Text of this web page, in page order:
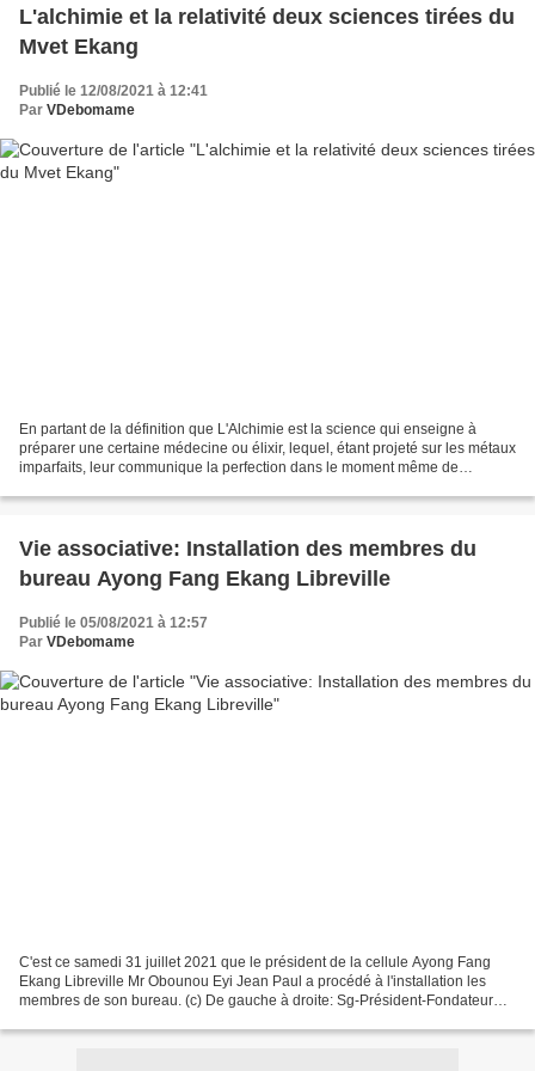
L'alchimie et la relativité deux sciences tirées du
Mvet Ekang
Publié le 12/08/2021 à 12:41
Par VDebomame
En partant de la définition que L'Alchimie est la science qui enseigne à
préparer une certaine médecine ou élixir, lequel, étant projeté sur les métaux
imparfaits, leur communique la perfection dans le moment même de
Vie associative: Installation des membres du
bureau Ayong Fang Ekang Libreville
Publié le 05/08/2021 à 12:57
Par VDebomame
C'est ce samedi 31 juillet 2021 que le président de la cellule Ayong Fang
Ekang Libreville Mr Obounou Eyi Jean Paul a procédé à l'installation les
membres de son bureau. (c) De gauche à droite: Sg-Président-Fondateur